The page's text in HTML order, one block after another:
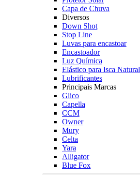
Capa de Chuva
Diversos
Down Shot
Stop Line
Luvas para encastoar
Encastoador
Luz Química
Elástico para Isca Natural
Lubrificantes
Principais Marcas
Glico
Capella
CCM
Owner
Mury
Celta
Yara
Alligator
Blue Fox